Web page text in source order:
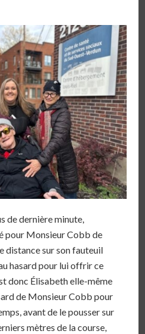
de dernière minute,
pour Monsieur Cobb de
distance sur son fauteuil
hasard pour lui offrir ce
donc Élisabeth elle-même
de Monsieur Cobb pour
avant de le pousser sur
mètres de la course,